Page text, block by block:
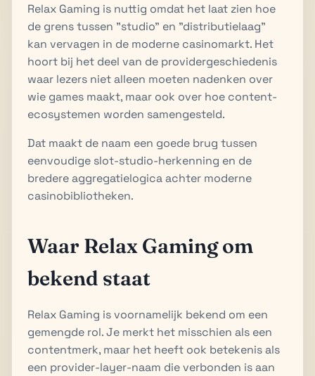
Relax Gaming is nuttig omdat het laat zien hoe
de grens tussen "studio" en "distributielaag"
kan vervagen in de moderne casinomarkt. Het
hoort bij het deel van de providergeschiedenis
waar lezers niet alleen moeten nadenken over
wie games maakt, maar ook over hoe content-
ecosystemen worden samengesteld.
Dat maakt de naam een goede brug tussen
eenvoudige slot-studio-herkenning en de
bredere aggregatielogica achter moderne
casinobibliotheken.
Waar Relax Gaming om
bekend staat
Relax Gaming is voornamelijk bekend om een
gemengde rol. Je merkt het misschien als een
contentmerk, maar het heeft ook betekenis als
een provider-layer-naam die verbonden is aan